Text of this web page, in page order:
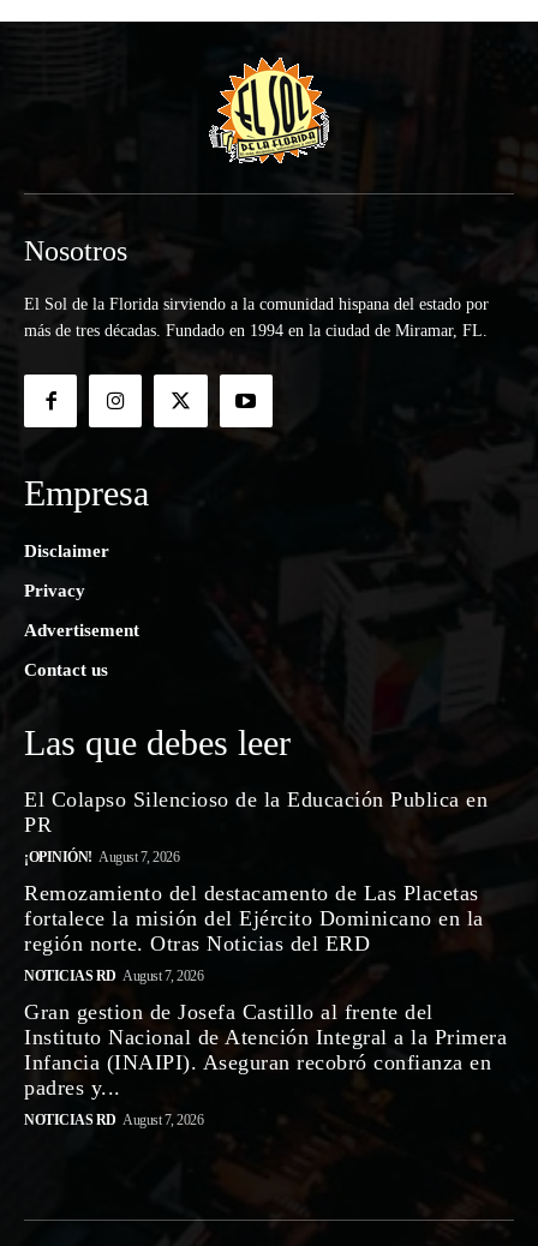
Nosotros
El Sol de la Florida sirviendo a la comunidad hispana del estado por
más de tres décadas. Fundado en 1994 en la ciudad de Miramar, FL.
Empresa
Disclaimer
Privacy
Advertisement
Contact us
Las que debes leer
El Colapso Silencioso de la Educación Publica en
PR
¡OPINIÓN! August 7, 2026
Remozamiento del destacamento de Las Placetas
fortalece la misión del Ejército Dominicano en la
región norte. Otras Noticias del ERD
NOTICIAS RD August 7, 2026
Gran gestion de Josefa Castillo al frente del
Instituto Nacional de Atención Integral a la Primera
Infancia (INAIPI). Aseguran recobró confianza en
padres y...
NOTICIAS RD August 7, 2026